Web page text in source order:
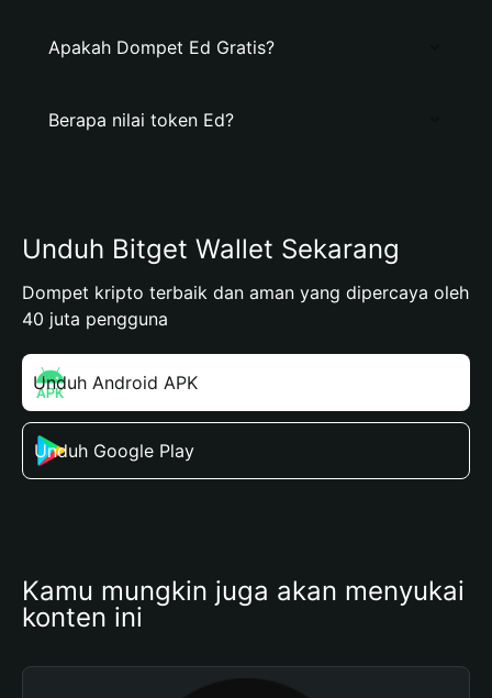
Apakah Dompet Ed Gratis?
Berapa nilai token Ed?
Unduh Bitget Wallet Sekarang
Dompet kripto terbaik dan aman yang dipercaya oleh
40 juta pengguna
Unduh Android APK
Unduh Google Play
Kamu mungkin juga akan menyukai
konten ini